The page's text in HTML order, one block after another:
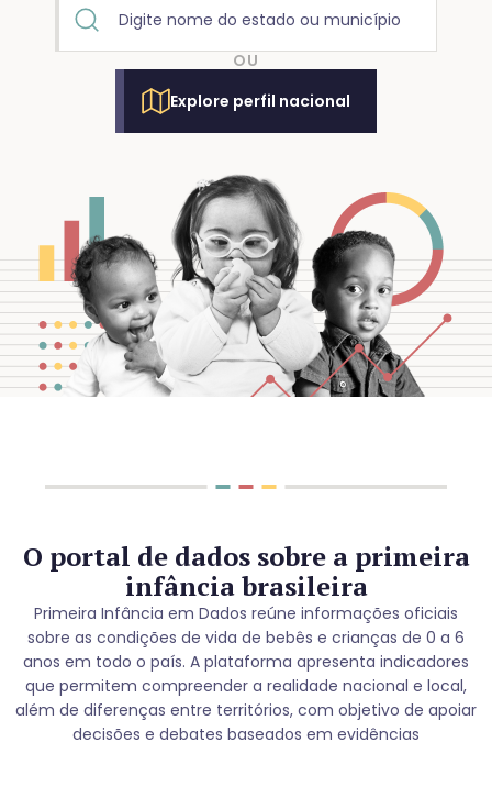
OU
Explore perfil nacional
O portal de dados sobre a primeira
infância brasileira
Primeira Infância em Dados reúne informações oficiais
sobre as condições de vida de bebês e crianças de 0 a 6
anos em todo o país. A plataforma apresenta indicadores
que permitem compreender a realidade nacional e local,
além de diferenças entre territórios, com objetivo de apoiar
decisões e debates baseados em evidências